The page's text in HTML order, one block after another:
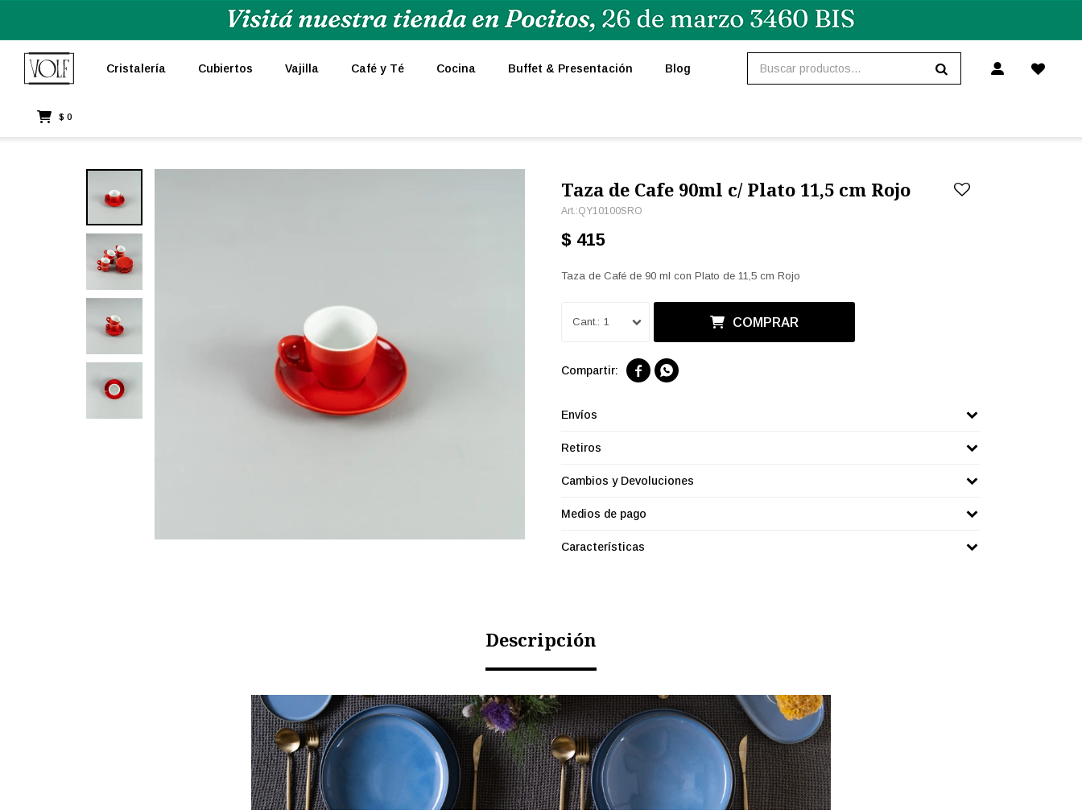
Cristalería Cubiertos Vajilla Café y Té Cocina Buffet & Presentación Blog
$ 0
Taza de Cafe 90ml c/ Plato 11,5 cm Rojo
QY10100SRO
$ 415
Taza de Café de 90 ml con Plato de 11,5 cm Rojo
1 COMPRAR
 
Envíos
Retiros
Cambios y Devoluciones
Medios de pago
Características
Descripción